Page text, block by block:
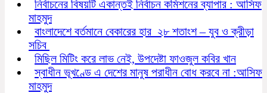
নির্বাচনের বিষয়টি একান্তই নির্বাচন কমিশনের ব্যাপার : আসিফ
মাহমুদ
বাংলাদেশে বর্তমানে বেকারের হার ২৮ শতাংশ – যুব ও ক্রীড়া
সচিব
মিছিল মিটিং করে লাভ নেই, উপদেষ্টা ফাওজুল কবির খান
স্বাধীন ভূখণ্ডে এ দেশের মানুষ পরাধীন বোধ করবে না :আসিফ
মাহমুদ